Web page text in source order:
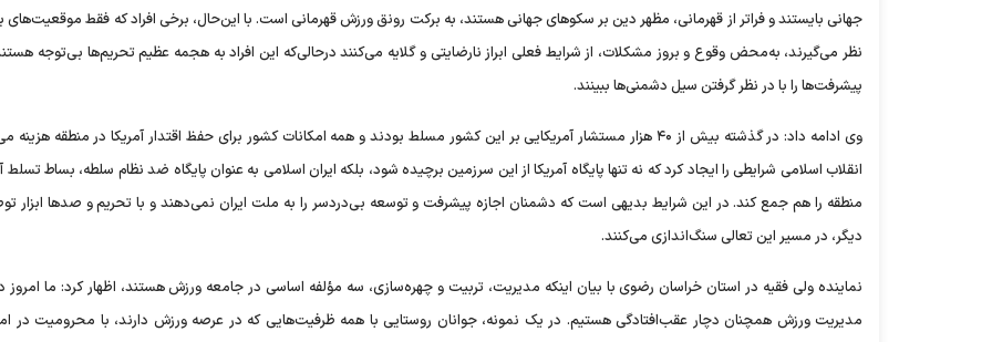
جهانی بایستند و فراتر از قهرمانی، مظهر دین بر سکوهای جهانی هستند، به برکت رونق ورزش قهرمانی است. با این‌حال، برخی افراد که فقط موقعیت‌های
نظر می‌گیرند، به‌محض وقوع و بروز مشکلات، از شرایط فعلی ابراز نارضایتی و گلایه می‌کنند درحالی‌که این افراد به هجمه عظیم تحریم‌ها بی‌توجه
پیشرفت‌ها را با در نظر گرفتن سیل دشمنی‌ها ببینند.
وی ادامه داد: در گذشته بیش از ۴۰ هزار مستشار آمریکایی بر این کشور مسلط بودند و همه امکانات کشور برای حفظ اقتدار آمریکا در منطقه
انقلاب اسلامی شرایطی را ایجاد کرد که نه‌ تنها پایگاه آمریکا از این سرزمین برچیده شود، بلکه ایران اسلامی به‌ عنوان پایگاه ضد نظام سلطه، بساط تسلط
منطقه را هم جمع کند. در این شرایط بدیهی است که دشمنان اجازه پیشرفت و توسعه بی‌دردسر را به ملت ایران نمی‌دهند و با تحریم و صدها ابزار
دیگر، در مسیر این تعالی سنگ‌اندازی می‌کنند.
نماینده ولی فقیه در استان خراسان رضوی با بیان اینکه مدیریت، تربیت و چهره‌سازی، سه مؤلفه اساسی در جامعه ورزش هستند، اظهار کرد: ما امروز
مدیریت ورزش همچنان دچار عقب‌افتادگی هستیم. در یک نمونه، جوانان روستایی با همه ظرفیت‌هایی که در عرصه ورزش دارند، با محرومیت در